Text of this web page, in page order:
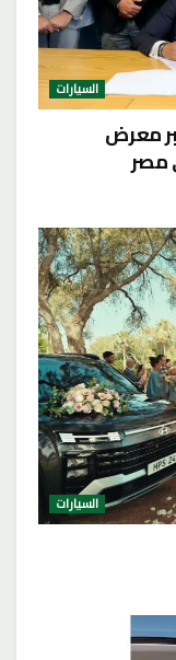
السيارات
معرض
مصر
السيارات